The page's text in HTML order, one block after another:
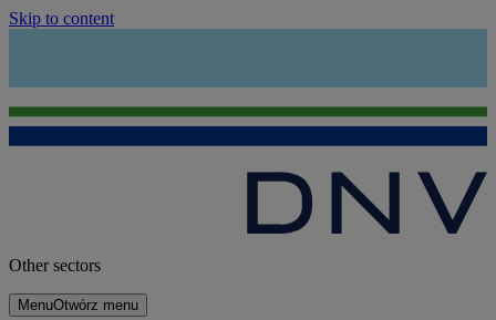
Skip to content
Other sectors
MenuOtwórz menu